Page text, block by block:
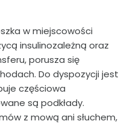
w miejscowości
insulinozależną oraz
porusza się
Do dyspozycji jest
częściowa
są podkłady.
z mową ani słuchem,